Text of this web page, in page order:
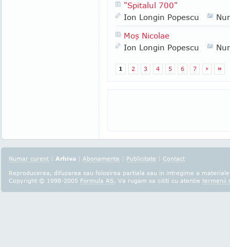
"Spitalul 700"
Ion Longin Popescu
Moş Nicolae
Ion Longin Popescu
1 2 3 4 5 6 7 › »
Numar curent | Arhiva | Abonamente | Publicitate | Contact
Reproducerea, difuzarea sau folosirea partiala sau in intregime a
Copyright © 1998-2005 Formula AS. Va rugam sa cititi cu atentie termenii